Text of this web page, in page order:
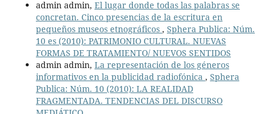
admin admin, El lugar donde todas las palabras se
concretan. Cinco presencias de la escritura en
pequeños museos etnográficos , Sphera Publica: Núm.
10 es (2010): PATRIMONIO CULTURAL. NUEVAS
FORMAS DE TRATAMIENTO/ NUEVOS SENTIDOS
admin admin, La representación de los géneros
informativos en la publicidad radiofónica , Sphera
Publica: Núm. 10 (2010): LA REALIDAD
FRAGMENTADA. TENDENCIAS DEL DISCURSO